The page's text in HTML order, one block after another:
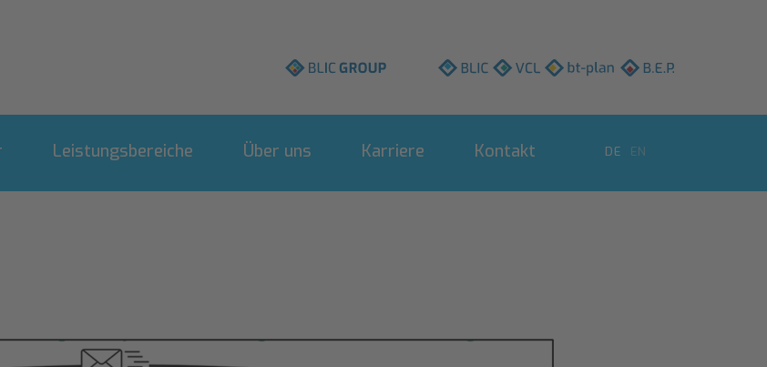
BLIC
BLIC VCL
bt-
B.E.P.
DE EN
überspringen
Leistungsbereiche Über uns Karriere Kontakt